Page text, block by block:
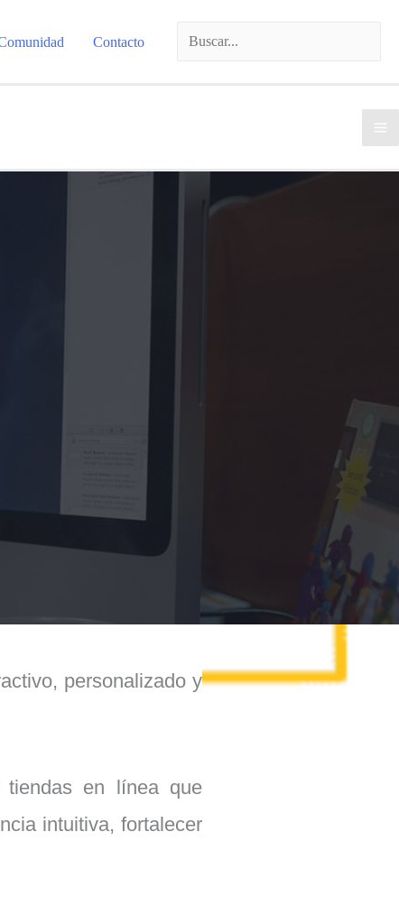
Contacto
personalizado y
tiendas en línea que
intuitiva, fortalecer